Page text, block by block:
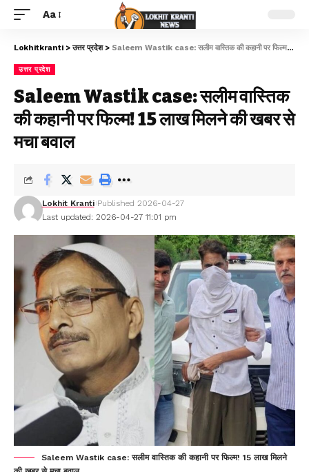
Aa
Lokhitkranti >उत्तर प्रदेश> Saleem Wastik case: सलीम वास्तिक की कहानी पर फिल्म! 15 लाख मिलने की खबर से मचा बवाल
उत्तर प्रदेश
Saleem Wastik case: सलीम वास्तिक
की कहानी पर फिल्म! 15 लाख मिलने की खबर से
मचा बवाल
Last updated: 2026-04-27 11:01 pm
Lokhit Kranti Published 2026-04-27
Saleem Wastik case: सलीम वास्तिक की कहानी पर फिल्म! 15 लाख मिलने